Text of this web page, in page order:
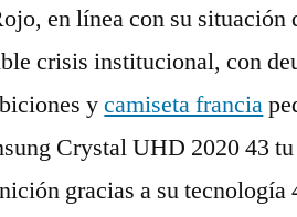
en línea con su situación
crisis institucional, con
ycamiseta francia
Crystal UHD 2020 43
gracias a su